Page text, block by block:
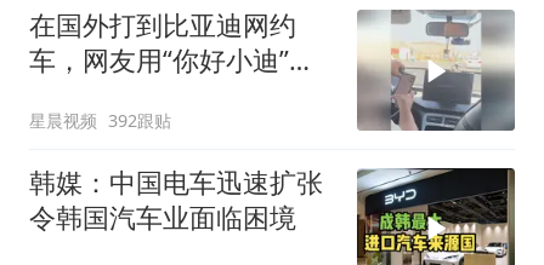
在国外打到比亚迪网约
车，网友用“你好小迪”一
星晨视频 392跟贴
韩媒：中国电车迅速扩张
令韩国汽车业面临困境